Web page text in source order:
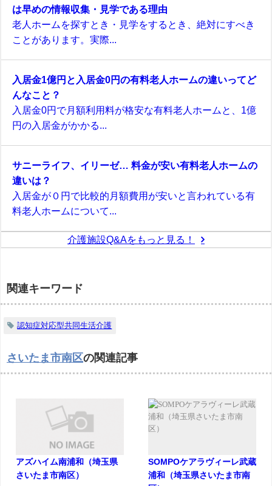
は早めの情報収集・見学である理由
老人ホームを探すとき・見学をするとき、絶対にすべき
ことがあります。実際...
入居金1億円と入居金0円の有料老人ホームの違いってど
んなこと？
入居金0円で月額利用料が格安な有料老人ホームと、1億
円の入居金がかかる...
サニーライフ、イリーゼ… 料金が安い有料老人ホームの
違いは？
入居金が０円で比較的月額費用が安いと言われている有
料老人ホームについて...
介護施設Q&Aをもっと見る！
関連キーワード
認知症対応型共同生活介護
さいたま市南区の関連記事
アズハイム南浦和（埼玉県
さいたま市南区）
SOMPOケアラヴィーレ武蔵
浦和（埼玉県さいたま市南